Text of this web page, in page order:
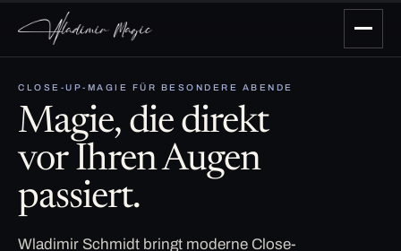
CLOSE-UP-MAGIE FÜR BESONDERE ABENDE
Magie, die direkt
vor Ihren Augen
passiert.
Wladimir Schmidt bringt moderne Close-